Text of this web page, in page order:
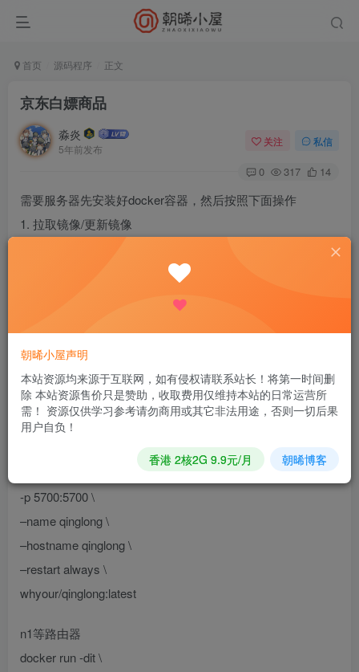
首页 源码程序 正文
京东白嫖商品
淼炎
5年前发布
关注 私信
0 317 14
需要服务器先安装好docker容器，然后按照下面操作
1. 拉取镜像/更新镜像
docker rmi whyour/qinglong:latest
3. 启动容器
普通服务器
docker run -dit \
-v $PWD/ql/config:/ql/config \
-p 5700:5700 \
–name qinglong \
–hostname qinglong \
–restart always \
whyour/qinglong:latest
n1等路由器
docker run -dit \
朝晞小屋声明
本站资源均来源于互联网，如有侵权请联系站长！将第一时间删
除 本站资源售价只是赞助，收取费用仅维持本站的日常运营所
需！ 资源仅供学习参考请勿商用或其它非法用途，否则一切后果
用户自负！
香港 2核2G 9.9元/月 朝晞博客